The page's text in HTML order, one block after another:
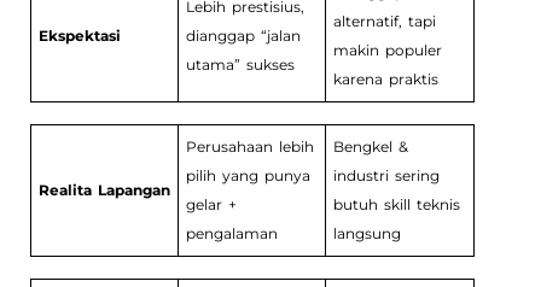
Ekspektasi
Lebih prestisius,
dianggap “jalan
utama” sukses
alternatif, tapi
makin populer
karena praktis
Realita Lapangan
Perusahaan lebih
pilih yang punya
gelar +
pengalaman
Bengkel &
industri sering
butuh skill teknis
langsung